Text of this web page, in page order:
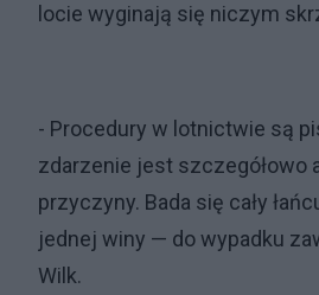
locie wyginają się niczym
- Procedury w lotnictwie są
zdarzenie jest szczegółowo
przyczyny. Bada się cały
jednej winy — do wypadku
Wilk.